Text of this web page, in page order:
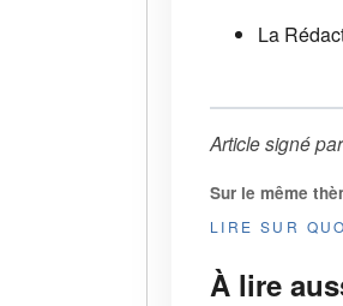
La
Article signé par
Sur le même
LIRE SUR
À lire